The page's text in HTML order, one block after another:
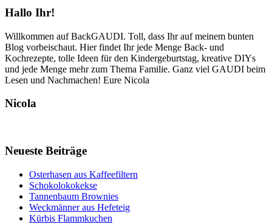
Hallo Ihr!
Willkommen auf BackGAUDI. Toll, dass Ihr auf meinem bunten
Blog vorbeischaut. Hier findet Ihr jede Menge Back- und
Kochrezepte, tolle Ideen für den Kindergeburtstag, kreative DIYs
und jede Menge mehr zum Thema Familie. Ganz viel GAUDI beim
Lesen und Nachmachen! Eure Nicola
Nicola
Neueste Beiträge
Osterhasen aus Kaffeefiltern
Schokolokokekse
Tannenbaum Brownies
Weckmänner aus Hefeteig
Kürbis Flammkuchen